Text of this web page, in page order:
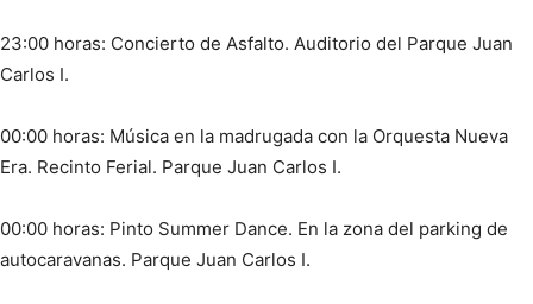
23:00 horas: Concierto de Asfalto. Auditorio del Parque Juan
Carlos I.
00:00 horas: Música en la madrugada con la Orquesta Nueva
Era. Recinto Ferial. Parque Juan Carlos I.
00:00 horas: Pinto Summer Dance. En la zona del parking de
autocaravanas. Parque Juan Carlos I.